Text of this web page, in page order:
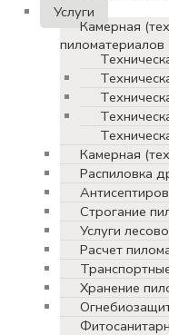
Услуги
Камерная
пиломатериалов
Камерная
Распиловка
Строгание
Услуги
Расчет
Хранение